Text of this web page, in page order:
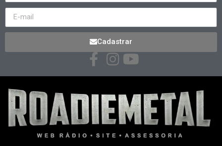
Cadastrar